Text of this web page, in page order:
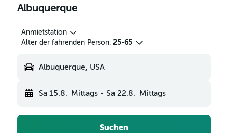
Albuquerque
Anmietstation
Alter der fahrenden Person: 25-65
Albuquerque, USA
Sa 15.8. Mittags - Sa 22.8. Mittags
Suchen